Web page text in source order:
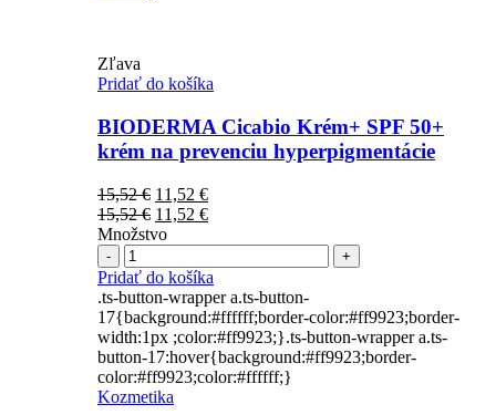
Zľava
Pridať do košíka
BIODERMA Cicabio Krém+ SPF 50+
krém na prevenciu hyperpigmentácie
15,52€ Pôvodná
cena
bola:
11,52 €Aktuálna
cena
15,52€ Pôvodná
cena
15,52 €.
11,52 €Aktuálna
11,52 €.
Množstvo
Počet
Pridať do košíka
.ts-button-wrapper a.ts-button-
17{background:#ffffff;border-color:#ff9923;border-
width:1px ;color:#ff9923;}.ts-button-wrapper a.ts-
button-17:hover{background:#ff9923;border-
color:#ff9923;color:#ffffff;}
Kozmetika